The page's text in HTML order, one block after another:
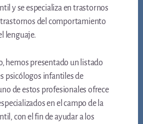
y se especializa en trastornos
del comportamiento
lenguaje.
hemos presentado un listado
psicólogos infantiles de
de estos profesionales ofrece
en el campo de la
con el fin de ayudar a los